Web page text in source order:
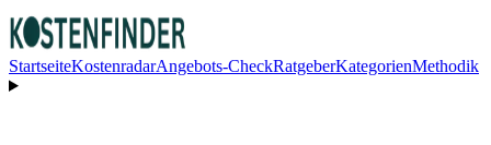
StartseiteKostenradarAngebots-CheckRatgeberKategorienMethodik